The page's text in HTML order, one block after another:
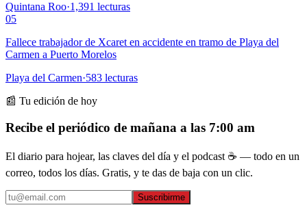
Quintana Roo·1,391 lecturas
05
Fallece trabajador de Xcaret en accidente en tramo de Playa del
Carmen a Puerto Morelos
Playa del Carmen·583 lecturas
📰 Tu edición de hoy
Recibe el periódico de mañana a las 7:00 am
El diario para hojear, las claves del día y el podcast ☕ — todo en un
correo, todos los días. Gratis, y te das de baja con un clic.
Suscribirme